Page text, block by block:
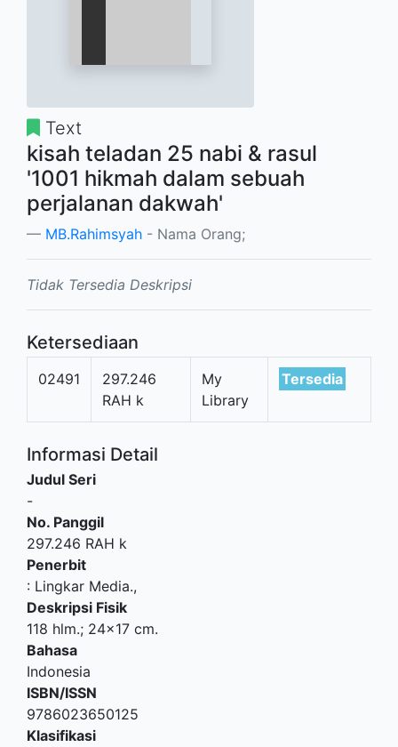
Text
kisah teladan 25 nabi & rasul
'1001 hikmah dalam sebuah
perjalanan dakwah'
MB.Rahimsyah - Nama Orang;
Tidak Tersedia Deskripsi
Ketersediaan
02491
297.246
RAH k
My
Library
Tersedia
Informasi Detail
Judul Seri
-
No. Panggil
297.246 RAH k
Penerbit
: Lingkar Media.,
Deskripsi Fisik
118 hlm.; 24x17 cm.
Bahasa
Indonesia
ISBN/ISSN
9786023650125
Klasifikasi